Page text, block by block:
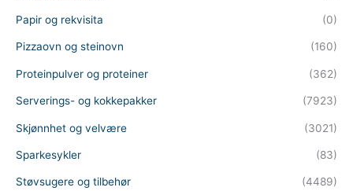
Papir og rekvisita (0)
Pizzaovn og steinovn (160)
Proteinpulver og proteiner (362)
Serverings- og kokkepakker (7923)
Skjønnhet og velvære (3021)
Sparkesykler (83)
Støvsugere og tilbehør (4489)